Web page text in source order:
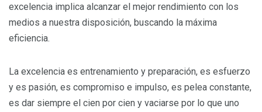
excelencia implica alcanzar el mejor rendimiento con los
medios a nuestra disposición, buscando la máxima
eficiencia.
La excelencia es entrenamiento y preparación, es esfuerzo
y es pasión, es compromiso e impulso, es pelea constante,
es dar siempre el cien por cien y vaciarse por lo que uno